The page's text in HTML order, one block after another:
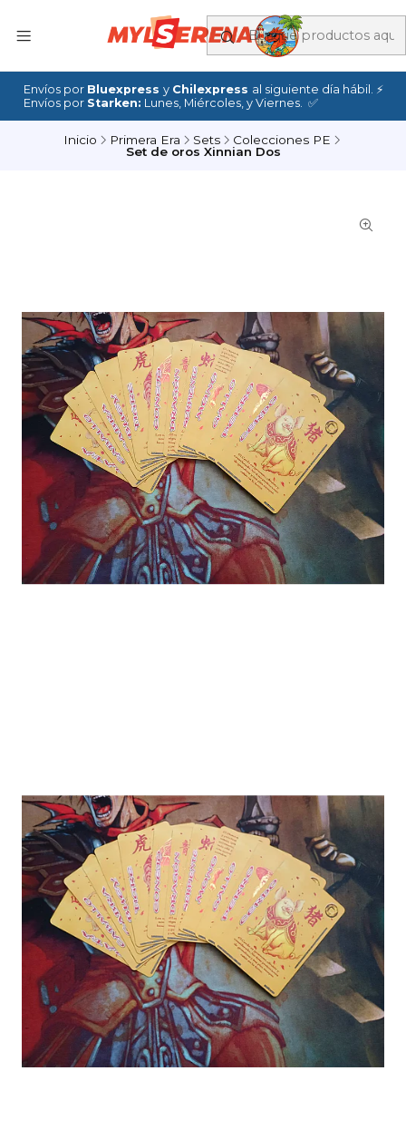
Envíos por Bluexpress y Chilexpress al siguiente día hábil. ⚡
Envíos por Starken: Lunes, Miércoles, y Viernes. ✅
Inicio Primera Era Sets
Colecciones PE
Set de oros Xinnian Dos